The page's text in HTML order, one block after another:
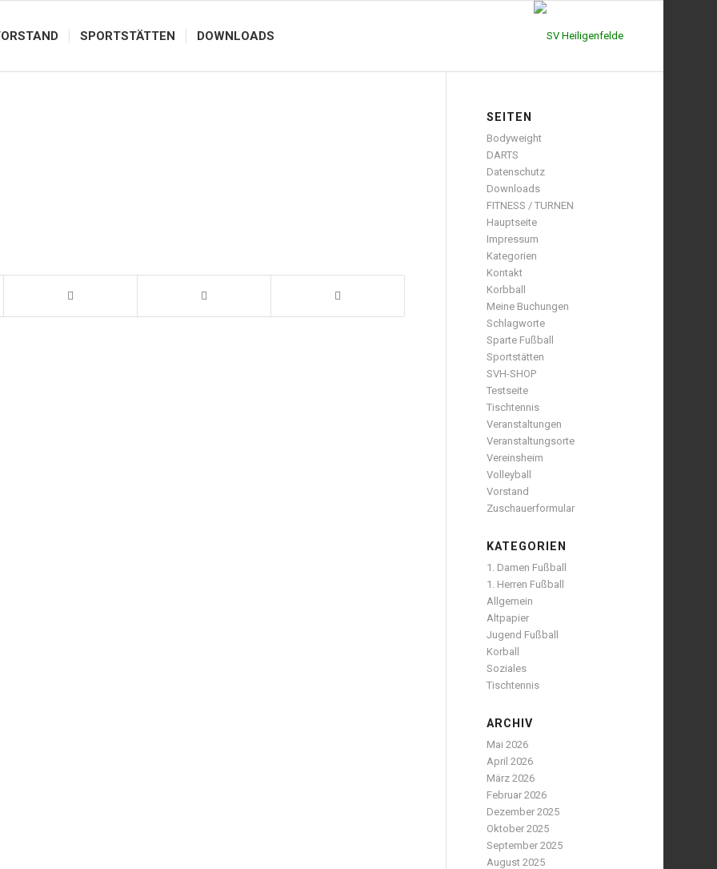
SPORTSTÄTTEN DOWNLOADS
SEITEN
Bodyweight
DARTS
Datenschutz
Downloads
FITNESS / TURNEN
Hauptseite
Impressum
Kategorien
Kontakt
Korbball
Meine Buchungen
Schlagworte
Sparte Fußball
Sportstätten
SVH-SHOP
Testseite
Tischtennis
Veranstaltungen
Veranstaltungsorte
Vereinsheim
Volleyball
Vorstand
Zuschauerformular
KATEGORIEN
1. Damen Fußball
1. Herren Fußball
Allgemein
Altpapier
Jugend Fußball
Korball
Soziales
Tischtennis
ARCHIV
Mai 2026
April 2026
März 2026
Februar 2026
Dezember 2025
Oktober 2025
September 2025
August 2025